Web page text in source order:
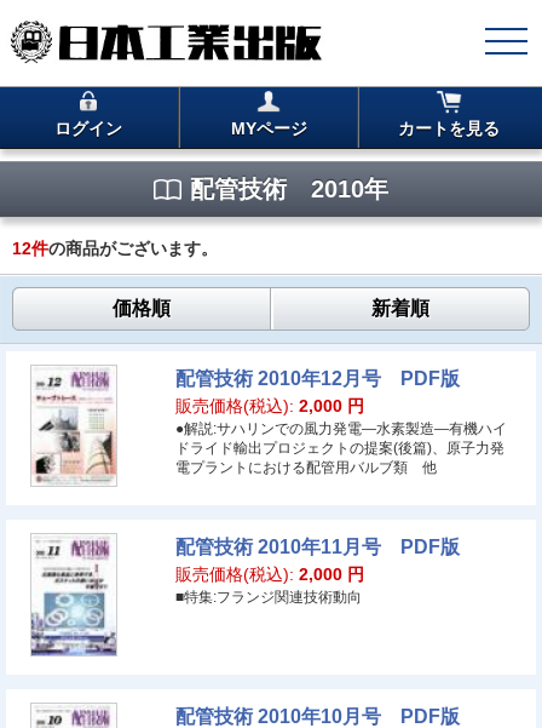
ログイン MYページ カートを見る
配管技術 2010年
12件の商品がございます。
価格順 新着順
配管技術 2010年12月号 PDF版
販売価格(税込): 2,000 円
●解説:サハリンでの風力発電―水素製造―有機ハイ
ドライド輸出プロジェクトの提案(後篇)、原子力発
電プラントにおける配管用バルブ類 他
配管技術 2010年11月号 PDF版
販売価格(税込): 2,000 円
■特集:フランジ関連技術動向
配管技術 2010年10月号 PDF版